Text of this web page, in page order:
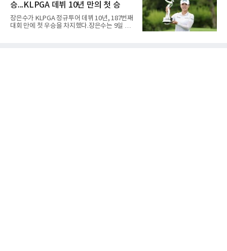
구라가 페널티아크 왼쪽에서 오
로 이어졌다. 일각에서는 당연하다는 듯 국내 복
귀를 점치고 있지만, 막상 뚜껑을 열어보면 세
선수가 마주한 현실과 향후 행보는 판이하게 갈
린다. 선수 개인의 확고한 소신과 야구계의 엄격
승...KLPGA 데뷔 10년 만의 첫 승
장은수가 KLPGA 정규투어 데뷔 10년, 187번째
대회 만에 첫 우승을 차지했다.장은수는 9일 제